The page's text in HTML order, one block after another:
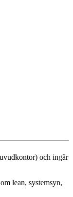
och ingår
lean, systemsyn,